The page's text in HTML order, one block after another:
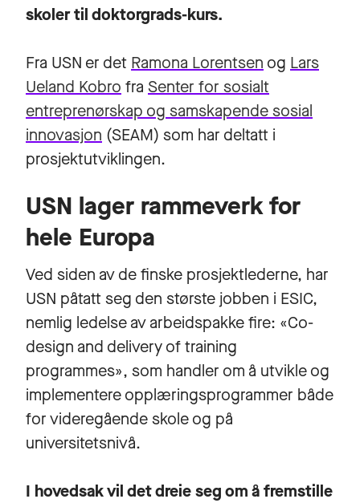
skoler til doktorgrads-kurs.
Fra USN er det Ramona Lorentsen og Lars
Ueland Kobro fra Senter for sosialt
entreprenørskap og samskapende sosial
innovasjon (SEAM) som har deltatt i
prosjektutviklingen.
USN lager rammeverk for
hele Europa
Ved siden av de finske prosjektlederne, har
USN påtatt seg den største jobben i ESIC,
nemlig ledelse av arbeidspakke fire: «Co-
design and delivery of training
programmes», som handler om å utvikle og
implementere opplæringsprogrammer både
for videregående skole og på
universitetsnivå.
I hovedsak vil det dreie seg om å fremstille